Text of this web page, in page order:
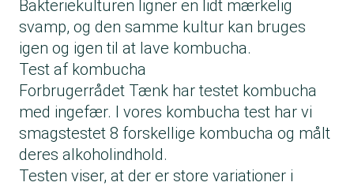
Bakteriekulturen ligner en lidt mærkelig
svamp, og den samme kultur kan bruges
igen og igen til at lave kombucha.
Test af kombucha
Forbrugerrådet Tænk har testet kombucha
med ingefær. I vores kombucha test har vi
smagstestet 8 forskellige kombucha og målt
deres alkoholindhold.
Testen viser, at der er store variationer i